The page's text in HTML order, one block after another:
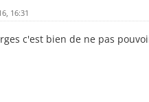
16:31
c'est bien de ne pas